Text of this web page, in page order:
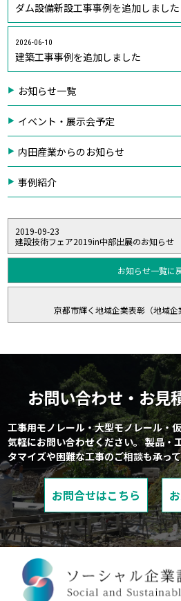
お知らせ一覧
イベント・展示会予定
内田産業からのお知らせ
事例紹介
ダム設備新設工事事例を追加しました
2026-06-10
建築工事事例を追加しました
2019-09-23
建設技術フェア2019in中部出展のお知らせ
お知らせ一覧に
京都市輝く地域企業表彰（地域
お問い合わせ・お見
工事用モノレール・大型モノレール・
気軽にお問い合わせください。製品・
タマイズや困難な工事のご相談も承っ
お問合せはこちら